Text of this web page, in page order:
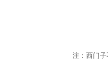
注：西门